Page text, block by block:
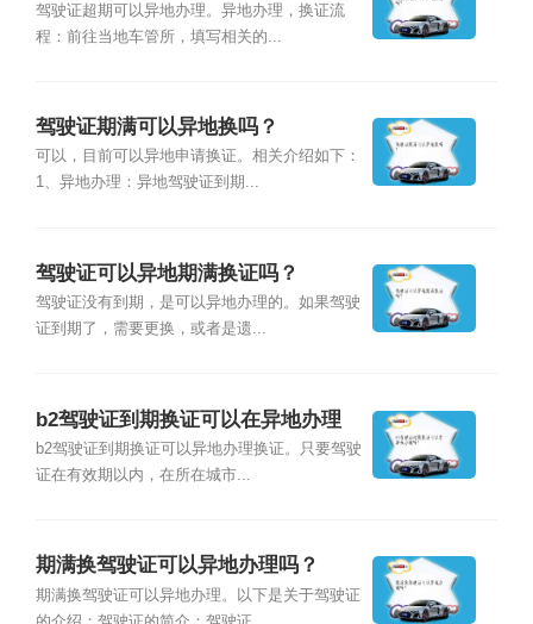
驾驶证超期可以异地办理。异地办理，换证流
程：前往当地车管所，填写相关的...
驾驶证期满可以异地换吗？
可以，目前可以异地申请换证。相关介绍如下：
1、异地办理：异地驾驶证到期...
驾驶证可以异地期满换证吗？
驾驶证没有到期，是可以异地办理的。如果驾驶
证到期了，需要更换，或者是遗...
b2驾驶证到期换证可以在异地办理
吗？
b2驾驶证到期换证可以异地办理换证。只要驾驶
证在有效期以内，在所在城市...
期满换驾驶证可以异地办理吗？
期满换驾驶证可以异地办理。以下是关于驾驶证